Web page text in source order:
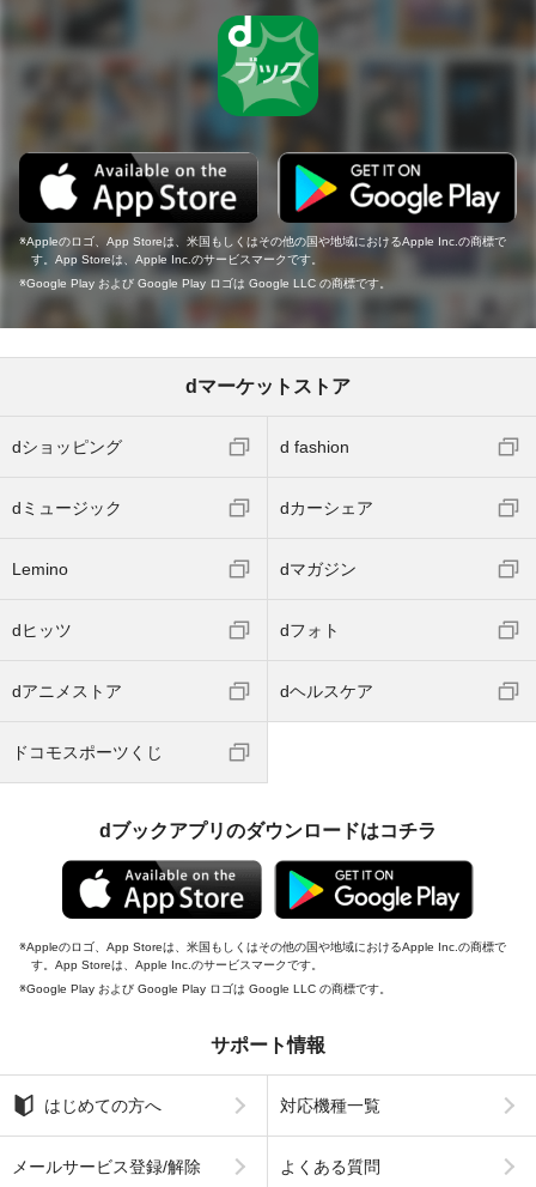
Appleのロゴ、App Storeは、米国もしくはその他の国や地域におけるApple Inc.の商標で
す。App Storeは、Apple Inc.のサービスマークです。
Google Play および Google Play ロゴは Google LLC の商標です。
dマーケットストア
dショッピング d fashion
dミュージック dカーシェア
Lemino dマガジン
dヒッツ dフォト
dアニメストア dヘルスケア
ドコモスポーツくじ
dブックアプリのダウンロードはコチラ
Appleのロゴ、App Storeは、米国もしくはその他の国や地域におけるApple Inc.の商標で
す。App Storeは、Apple Inc.のサービスマークです。
Google Play および Google Play ロゴは Google LLC の商標です。
サポート情報
はじめての方へ 対応機種一覧
メールサービス登録/解除 よくある質問